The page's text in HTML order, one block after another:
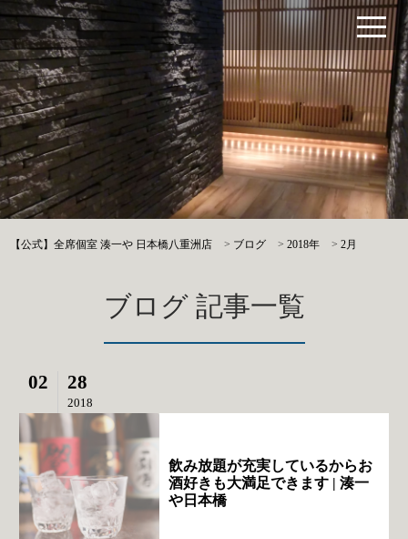
【公式】全席個室 湊一や 日本橋八重洲店 > ブログ >2018年 >2月
ブログ 記事一覧
02 28
2018
飲み放題が充実しているからお
酒好きも大満足できます | 湊一
や日本橋